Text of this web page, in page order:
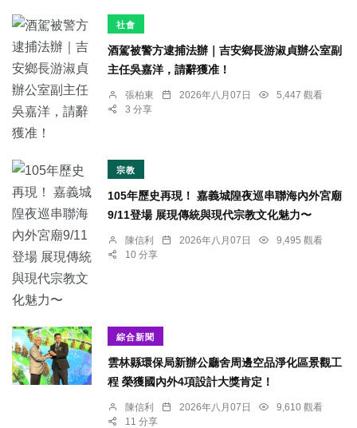
社會
酒駕被警方逮捕法辦｜吉安鄉長游淑貞辦公室副
主任吳嘉洋，請辭獲准！
張柏東 2026年八月07日
5,447 觀看
3 分享
宗教
105年歷史再現！ 嘉義城隍夜巡串聯海內外宮廟
9/11登場 展現傳統與現代宗教文化魅力〜
陳信利 2026年八月07日
9,495 觀看
10 分享
綜合新聞
雲林縣環保局新辦公廳舍周邊空品淨化區景觀工
程 榮獲國內外4項設計大獎肯定！
陳信利 2026年八月07日
9,610 觀看
11 分享